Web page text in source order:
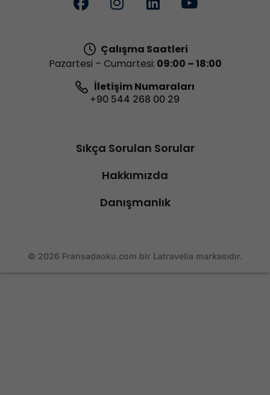
Çalışma Saatleri
Pazartesi – Cumartesi: 09:00 – 18:00
İletişim Numaraları
+90 544 268 00 29
Sıkça Sorulan Sorular
Hakkımızda
Danışmanlık
© 2026 Fransadaoku.com bir Latravelia markasıdır.